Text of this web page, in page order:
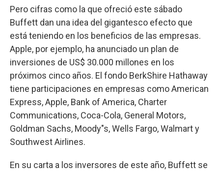
Pero cifras como la que ofreció este sábado
Buffett dan una idea del gigantesco efecto que
está teniendo en los beneficios de las empresas.
Apple, por ejemplo, ha anunciado un plan de
inversiones de US$ 30.000 millones en los
próximos cinco años. El fondo BerkShire Hathaway
tiene participaciones en empresas como American
Express, Apple, Bank of America, Charter
Communications, Coca-Cola, General Motors,
Goldman Sachs, Moody"s, Wells Fargo, Walmart y
Southwest Airlines.
En su carta a los inversores de este año, Buffett se